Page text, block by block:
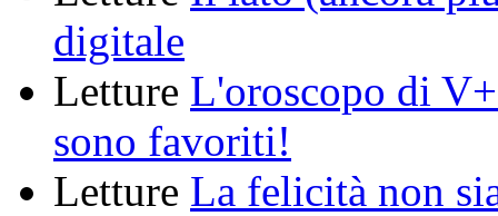
digitale
Letture L'oroscopo di
sono favoriti!
Letture La felicità non